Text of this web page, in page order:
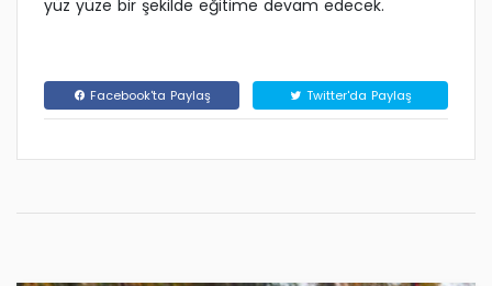
yüz yüze bir şekilde eğitime devam edecek.
Facebook'ta Paylaş Twitter'da Paylaş